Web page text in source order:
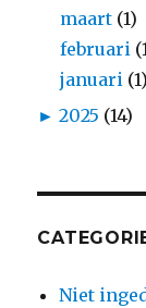
maart (1)
februari
januari (1)
► 2025 (14)
Niet